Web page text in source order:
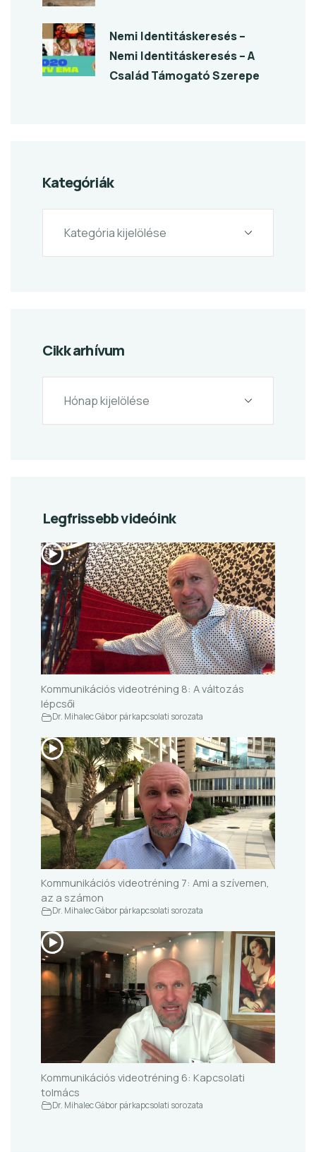
Nemi Identitáskeresés –
Nemi Identitáskeresés – A
Család Támogató Szerepe
Kategóriák
Cikk arhívum
Legfrissebb videóink
Kommunikációs videotréning 8: A változás
lépcsői
Dr. Mihalec Gábor párkapcsolati sorozata
Kommunikációs videotréning 7: Ami a szívemen,
az a számon
Dr. Mihalec Gábor párkapcsolati sorozata
Kommunikációs videotréning 6: Kapcsolati
tolmács
Dr. Mihalec Gábor párkapcsolati sorozata